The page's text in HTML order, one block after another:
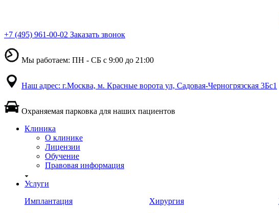
+7 (495) 961-00-02 Заказать звонок
Мы работаем: ПН - СБ с 9:00 до 21:00
Наш адрес: г.Москва, м. Красные ворота ул, Садовая-Черногрязская 3Бс1
Охраняемая парковка для наших пациентов
Клиника
О клинике
Лицензии
Обучение
Правовая информация
Услуги
Имплантация
Хирургия